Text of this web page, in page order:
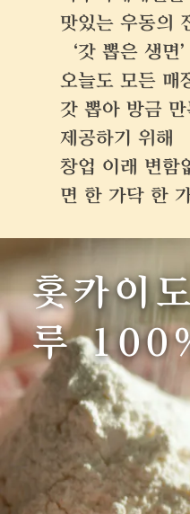
맛있는 우동의
‘갓 뽑은 생면
오늘도 모든 매
갓 뽑아 방금
제공하기 위해
창업 이래 변함
면 한 가닥 한
홋카이
루